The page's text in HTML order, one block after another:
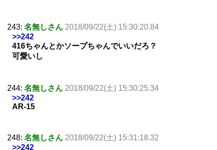
243: 名無しさん 2018/09/22(土) 15:30:20.84
>>242
416ちゃんとかソープちゃんでいいだろ？
可愛いし
244: 名無しさん 2018/09/22(土) 15:30:25.34
>>242
AR-15
248: 名無しさん 2018/09/22(土) 15:31:18.32
>>242